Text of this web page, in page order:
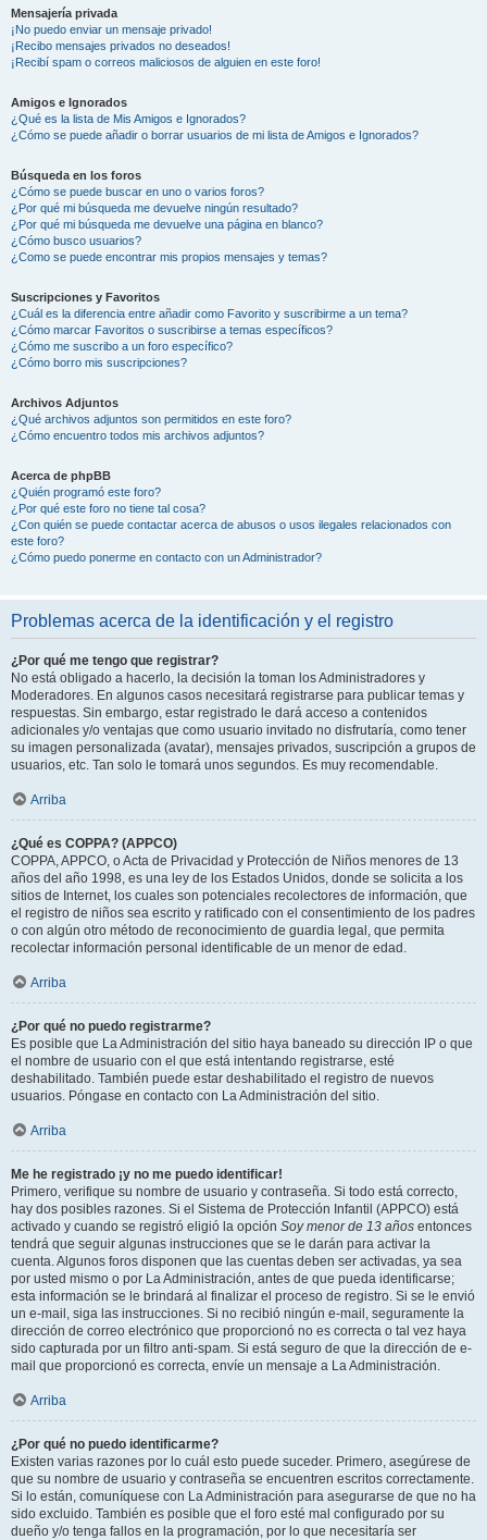
Mensajería privada
¡No puedo enviar un mensaje privado!
¡Recibo mensajes privados no deseados!
¡Recibí spam o correos maliciosos de alguien en este foro!
Amigos e Ignorados
¿Qué es la lista de Mis Amigos e Ignorados?
¿Cómo se puede añadir o borrar usuarios de mi lista de Amigos e Ignorados?
Búsqueda en los foros
¿Cómo se puede buscar en uno o varios foros?
¿Por qué mi búsqueda me devuelve ningún resultado?
¿Por qué mi búsqueda me devuelve una página en blanco?
¿Cómo busco usuarios?
¿Como se puede encontrar mis propios mensajes y temas?
Suscripciones y Favoritos
¿Cuál es la diferencia entre añadir como Favorito y suscribirme a un tema?
¿Cómo marcar Favoritos o suscribirse a temas específicos?
¿Cómo me suscribo a un foro específico?
¿Cómo borro mis suscripciones?
Archivos Adjuntos
¿Qué archivos adjuntos son permitidos en este foro?
¿Cómo encuentro todos mis archivos adjuntos?
Acerca de phpBB
¿Quién programó este foro?
¿Por qué este foro no tiene tal cosa?
¿Con quién se puede contactar acerca de abusos o usos ilegales relacionados con
este foro?
¿Cómo puedo ponerme en contacto con un Administrador?
Problemas acerca de la identificación y el registro
¿Por qué me tengo que registrar?
No está obligado a hacerlo, la decisión la toman los Administradores y
Moderadores. En algunos casos necesitará registrarse para publicar temas y
respuestas. Sin embargo, estar registrado le dará acceso a contenidos
adicionales y/o ventajas que como usuario invitado no disfrutaría, como tener
su imagen personalizada (avatar), mensajes privados, suscripción a grupos de
usuarios, etc. Tan solo le tomará unos segundos. Es muy recomendable.
Arriba
¿Qué es COPPA? (APPCO)
COPPA, APPCO, o Acta de Privacidad y Protección de Niños menores de 13
años del año 1998, es una ley de los Estados Unidos, donde se solicita a los
sitios de Internet, los cuales son potenciales recolectores de información, que
el registro de niños sea escrito y ratificado con el consentimiento de los padres
o con algún otro método de reconocimiento de guardia legal, que permita
recolectar información personal identificable de un menor de edad.
Arriba
¿Por qué no puedo registrarme?
Es posible que La Administración del sitio haya baneado su dirección IP o que
el nombre de usuario con el que está intentando registrarse, esté
deshabilitado. También puede estar deshabilitado el registro de nuevos
usuarios. Póngase en contacto con La Administración del sitio.
Arriba
Me he registrado ¡y no me puedo identificar!
Primero, verifique su nombre de usuario y contraseña. Si todo está correcto,
hay dos posibles razones. Si el Sistema de Protección Infantil (APPCO) está
activado y cuando se registró eligió la opción Soy menor de 13 años entonces
tendrá que seguir algunas instrucciones que se le darán para activar la
cuenta. Algunos foros disponen que las cuentas deben ser activadas, ya sea
por usted mismo o por La Administración, antes de que pueda identificarse;
esta información se le brindará al finalizar el proceso de registro. Si se le envió
un e-mail, siga las instrucciones. Si no recibió ningún e-mail, seguramente la
dirección de correo electrónico que proporcionó no es correcta o tal vez haya
sido capturada por un filtro anti-spam. Si está seguro de que la dirección de e-
mail que proporcionó es correcta, envíe un mensaje a La Administración.
Arriba
¿Por qué no puedo identificarme?
Existen varias razones por lo cuál esto puede suceder. Primero, asegúrese de
que su nombre de usuario y contraseña se encuentren escritos correctamente.
Si lo están, comuníquese con La Administración para asegurarse de que no ha
sido excluido. También es posible que el foro esté mal configurado por su
dueño y/o tenga fallos en la programación, por lo que necesitaría ser